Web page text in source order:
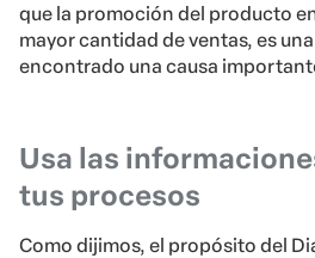
que la promoción del producto
mayor cantidad de ventas, es
encontrado una causa
Usa las
tus procesos
Como dijimos, el propósito del